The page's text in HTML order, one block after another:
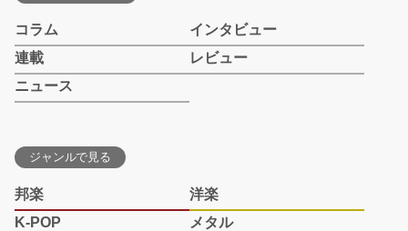
コラム
インタビュー
連載
レビュー
ニュース
ジャンルで見る
邦楽
洋楽
K-POP
メタル